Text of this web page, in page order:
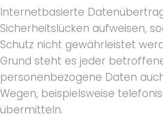
Internetbasierte
Sicherheitslücken aufweisen,
Schutz nicht gewährleistet
Grund steht es jeder
personenbezogene Daten
Wegen, beispielsweise
übermitteln.